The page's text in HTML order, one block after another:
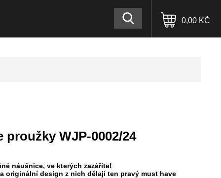
0,00 KČ
proužky WJP-0002/24
náušnice, ve kterých zazáříte!
originální design z nich dělají ten pravý must have